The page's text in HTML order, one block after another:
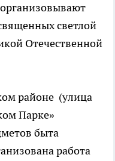
светлой
Отечественной
районе (улица
Парке»
быта
работа